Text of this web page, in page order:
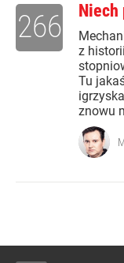
Niech
z
Tu
znowu
266